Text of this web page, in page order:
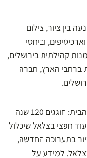
בין ציור, צילום
וביחסי
קהילתית בירושלים,
ברחבי הארץ, חברה
הסדנה מתקיימת כחלק מאירוע "שלי מהבית: חוגגים 120 שנה
חפצי בצלאל שיכלול
בתערוכה החדשה,
למידע על